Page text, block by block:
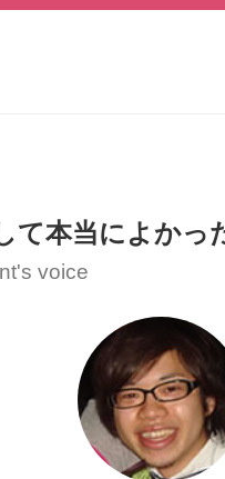
て本当によかっ
voice